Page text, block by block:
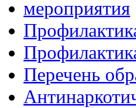
мероприятия
Перечень